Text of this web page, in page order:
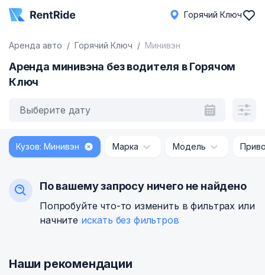
Горячий Ключ
Аренда авто Горячий Ключ Минивэн
Аренда минивэна без водителя в Горячом
Ключ
Выберите дату
Кузов: Минивэн Марка Модель
По вашему запросу ничего не найдено
Попробуйте что-то изменить в фильтрах или
начните искать без фильтров
Наши рекомендации